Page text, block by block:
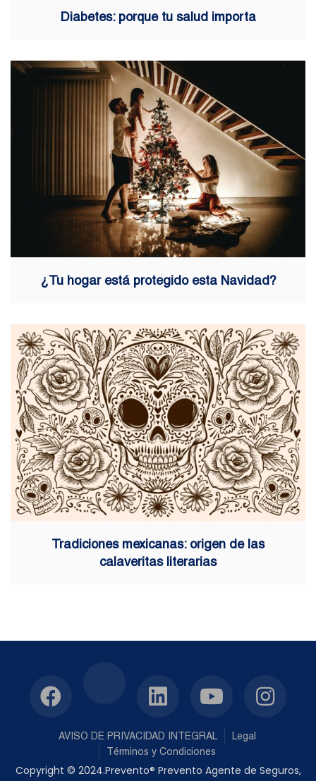
Diabetes: porque tu salud importa
¿Tu hogar está protegido esta Navidad?
Tradiciones mexicanas: origen de las
calaveritas literarias
AVISO DE PRIVACIDAD INTEGRAL
Legal
Términos y Condiciones
Copyright © 2024.Prevento® Prevento Agente de Seguros,